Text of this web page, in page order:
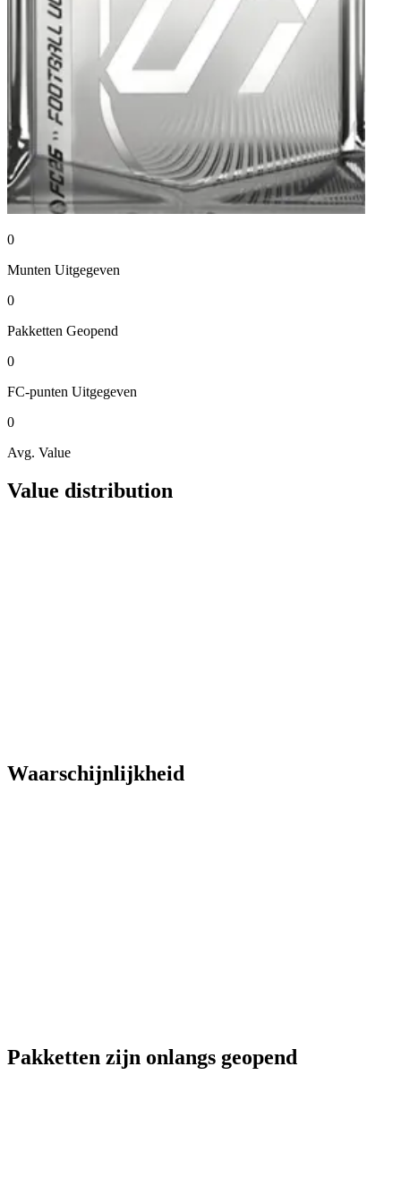
0
Munten Uitgegeven
0
Pakketten Geopend
0
FC-punten Uitgegeven
0
Avg. Value
Value distribution
Waarschijnlijkheid
Pakketten zijn onlangs geopend